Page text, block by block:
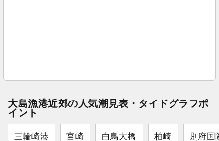
大島漁港近郊の人気潮見表・タイドグラフポ
イント
三輪崎港 宮崎 白鳥大橋 柏崎 別府国